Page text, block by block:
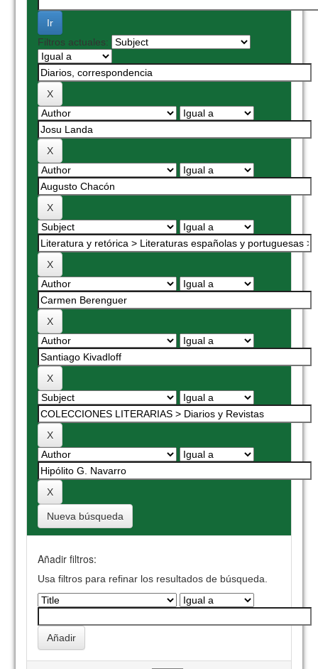
Filtros actuales:
Nueva búsqueda
Añadir filtros:
Usa filtros para refinar los resultados de búsqueda.